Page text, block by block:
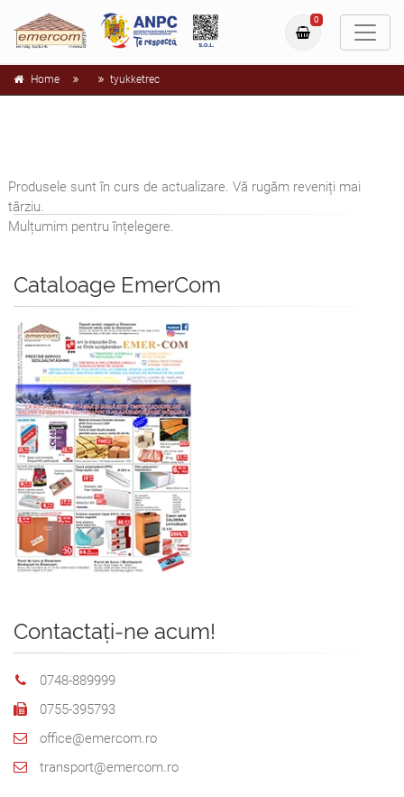
0
Home tyukketrec
Produsele sunt în curs de actualizare. Vă rugăm reveniți mai
târziu.
Mulțumim pentru înțelegere.
Cataloage EmerCom
Contactați-ne acum!
0748-889999
0755-395793
office@emercom.ro
transport@emercom.ro